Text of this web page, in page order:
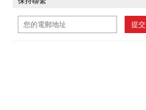
提交